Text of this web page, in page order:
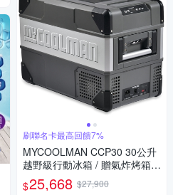
刷聯名卡最高回饋7%
MYCOOLMAN CCP30 30公升
越野級行動冰箱 / 贈氣炸烤箱
送完為止
$25,668 $27,900